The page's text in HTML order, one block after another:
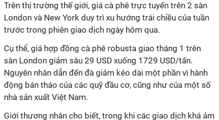
Trên thị trường thế giới, giá cà phê trực tuyến trên 2 sàn
London và New York duy trì xu hướng trái chiều của tuần
trước trong phiên giao dịch ngày hôm qua.
Cụ thể, giá hợp đồng cà phê robusta giao tháng 1 trên
sàn London giảm sâu 29 USD xuống 1729 USD/tấn.
Nguyên nhân dẫn đến đà giảm kéo dài một phần vì hành
động bán tháo của các quỹ đầu cơ, cũng như của một số
nhà sản xuất Việt Nam.
Giới thương nhân cho biết, trong khi các giao dịch khá ảm